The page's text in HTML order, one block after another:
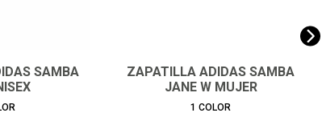
SAMBA
ZAPATILLA ADIDAS SAMBA
JANE W MUJER
1 COLOR